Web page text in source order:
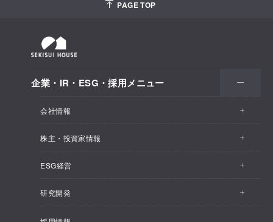
PAGE TOP
企業・IR・ESG・採用メニュー
会社情報
会社情報トップ
事業概要
企業理念
株主・投資家情報
株主・投資家情報トップ
IRトピックス
ESG経営
ESG経営トップ
研究開発